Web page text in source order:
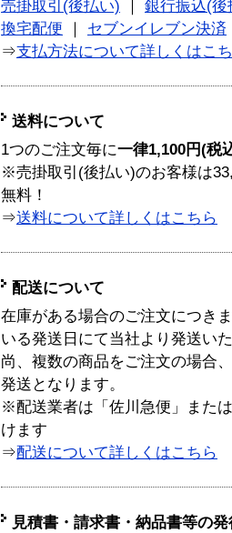
売掛取引(後払い)
銀行振込(後
換宅配便
セブンイレブン決済
⇒支払方法について詳しくはこ
送料について
1つのご注文毎に一律1,100円(税
※売掛取引(後払い)のお客様は
無料！
⇒送料について詳しくはこちら
配送について
在庫がある場合のご注文につき
いる発送日にて当社より発送い
尚、複数の商品をご注文の場合
発送となります。
※配送業者は「佐川急便」また
けます
⇒配送について詳しくはこちら
見積書・請求書・納品書等の